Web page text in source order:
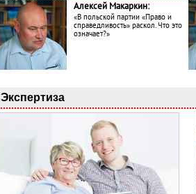
Алексей Макаркин:
«В польской партии «Право и
справедливость» раскол. Что это
означает?»
Экспертиза